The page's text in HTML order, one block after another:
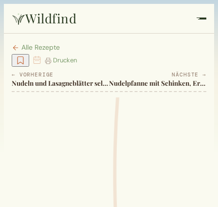
Wildfind
Startseite
Pflanzen
Alle Rezepte
Drucken
← VORHERIGE
Nudeln und Lasagneblätter selber machen
NÄCHSTE →
Nudelpfanne mit Schinken, Erbsen